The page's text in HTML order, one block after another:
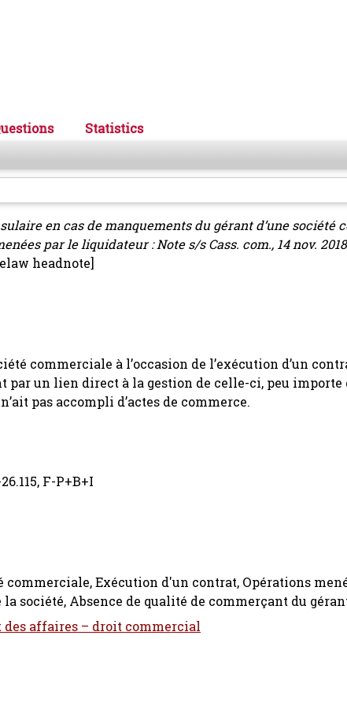
Statistics
en cas de manquements du gérant d’une société
par le liquidateur : Note s/s Cass. com., 14 nov. 2018,
headnote]
commerciale à l’occasion de l’exécution d’un
un lien direct à la gestion de celle-ci, peu importe
pas accompli d’actes de commerce.
F-P+B+I
Exécution d'un contrat, Opérations
société, Absence de qualité de commerçant du
des affaires – droit commercial